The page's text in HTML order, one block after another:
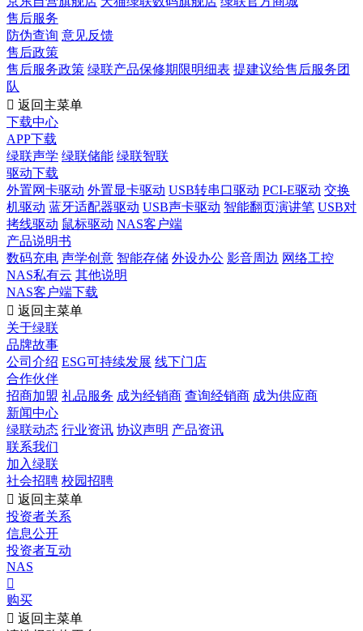
售后服务
防伪查询 意见反馈
售后政策
售后服务政策 绿联产品保修期限明细表 提建议给售后服务团
队
 返回主菜单
下载中心
APP下载
绿联声学 绿联储能 绿联智联
驱动下载
外置网卡驱动 外置显卡驱动 USB转串口驱动 PCI-E驱动 交换
机驱动 蓝牙适配器驱动 USB声卡驱动 智能翻页演讲笔 USB对
拷线驱动 鼠标驱动 NAS客户端
产品说明书
数码充电 声学创意 智能存储 外设办公 影音周边 网络工控
NAS私有云 其他说明
NAS客户端下载
 返回主菜单
关于绿联
品牌故事
公司介绍 ESG可持续发展 线下门店
合作伙伴
招商加盟 礼品服务 成为经销商 查询经销商 成为供应商
新闻中心
绿联动态 行业资讯 协议声明 产品资讯
联系我们
加入绿联
社会招聘 校园招聘
 返回主菜单
投资者关系
信息公开
投资者互动
NAS

购买
 返回主菜单